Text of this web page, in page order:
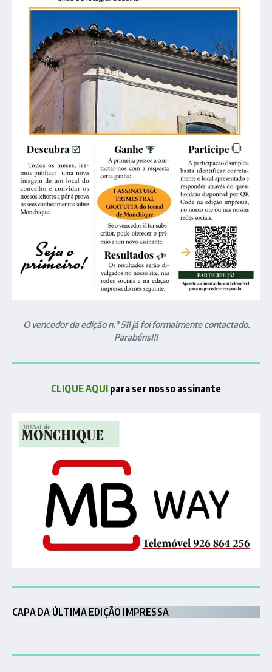
O vencedor da edição n.º 511 já foi formalmente contactado.
Parabéns!!!
CLIQUE AQUI para ser nosso assinante
CAPA DA ÚLTIMA EDIÇÃO IMPRESSA